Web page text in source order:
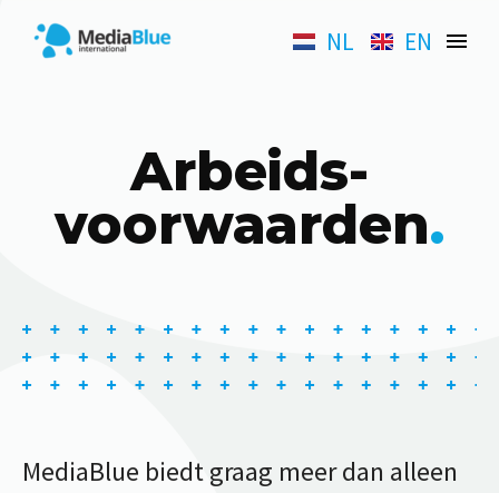
NL EN
Arbeids-
voorwaarden.
MediaBlue biedt graag meer dan alleen